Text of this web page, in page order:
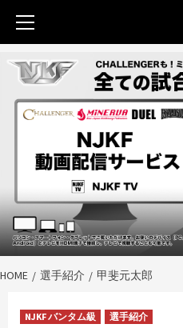
contentPrimary
HOME 選手紹介 甲斐元太郎
NJKF バンタム級 選手紹介